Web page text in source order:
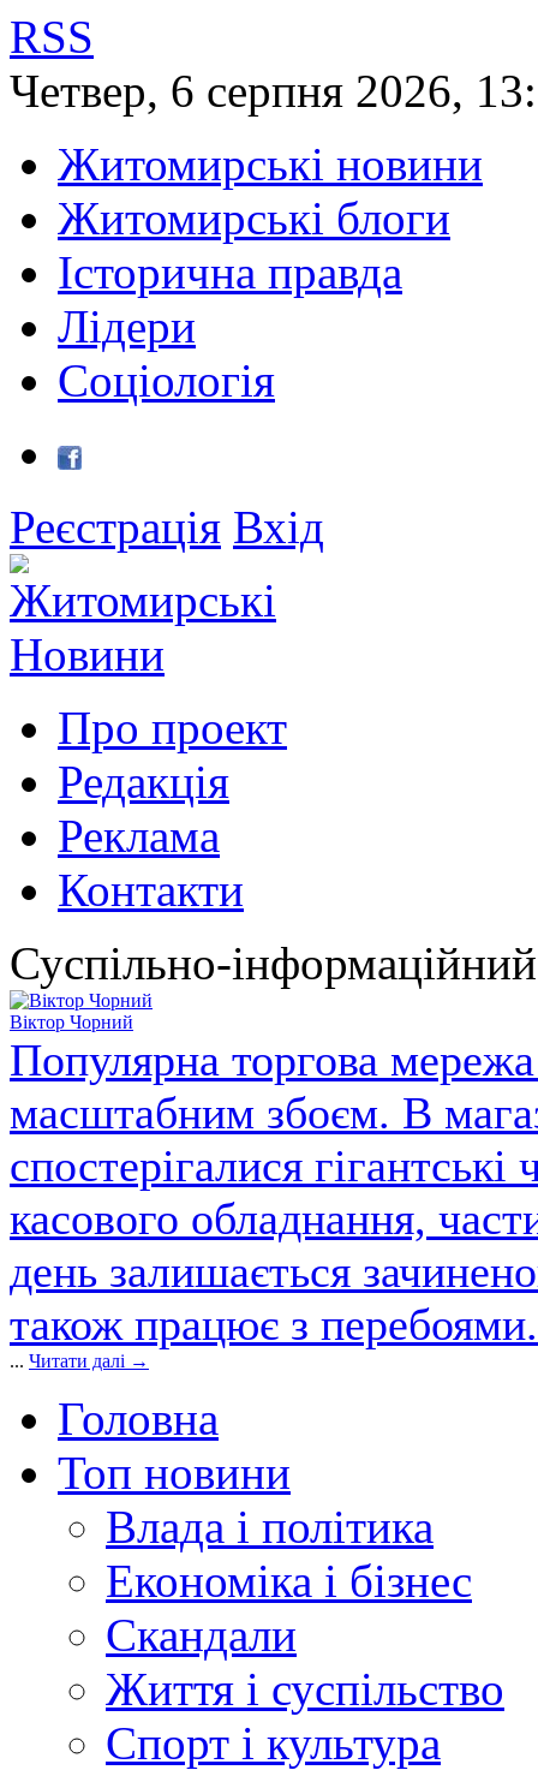
RSS
Четвер, 6 серпня 2026,
Житомирські новини
Житомирські блоги
Історична правда
Лідери
Соціологія
Реєстрація Вхід
Про проект
Редакція
Реклама
Контакти
Суспільно-
Віктор Чорний
Популярна торгова
масштабним збоєм. В
спостерігалися
касового обладнання,
день залишається
також працює з
... Читати далі →
Головна
Топ новини
Влада і політика
Економіка і бізнес
Скандали
Життя і суспільство
Спорт і культура